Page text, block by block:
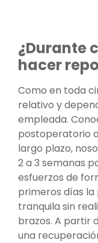
¿Durante
hacer
Como en toda
relativo y
empleada.
postoperatorio
largo plazo,
2 a 3 semanas
esfuerzos de
primeros días
tranquila sin
brazos. A partir
una